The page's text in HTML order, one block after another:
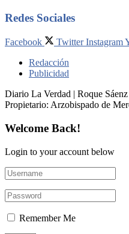
Redes Sociales
Facebook Twitter Instagram
Redacción
Publicidad
Diario La Verdad | Roque
Propietario:​ Arzobispado de
Welcome Back!
Login to your account below
Remember Me